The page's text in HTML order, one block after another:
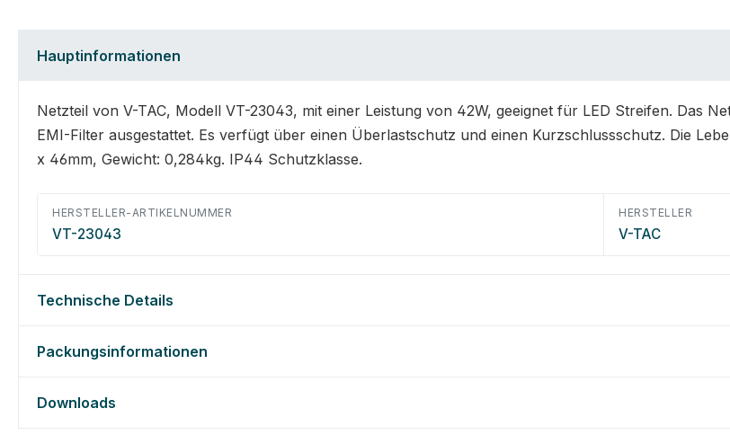
Hauptinformationen
Netzteil von V-TAC, Modell VT-23043, mit einer Leistung von 42W, geeignet für LED Streifen. Das
EMI-Filter ausgestattet. Es verfügt über einen Überlastschutz und einen Kurzschlussschutz. Die
x 46mm, Gewicht: 0,284kg. IP44 Schutzklasse.
HERSTELLER-ARTIKELNUMMER
VT-23043
HERSTELLER
V-TAC
Technische Details
Packungsinformationen
Downloads